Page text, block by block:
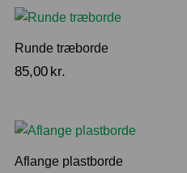
popularitet
Runde træborde
85,00 kr.
Aflange plastborde